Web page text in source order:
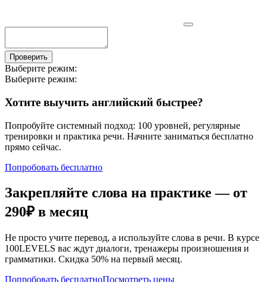
Проверить
Выберите режим:
Выберите режим:
Хотите выучить английский быстрее?
Попробуйте системный подход: 100 уровней, регулярные
тренировки и практика речи. Начните заниматься бесплатно
прямо сейчас.
Попробовать бесплатно
Закрепляйте слова на практике — от
290₽ в месяц
Не просто учите перевод, а используйте слова в речи. В курсе
100LEVELS вас ждут диалоги, тренажеры произношения и
грамматики. Скидка 50% на первый месяц.
Попробовать бесплатноПосмотреть цены